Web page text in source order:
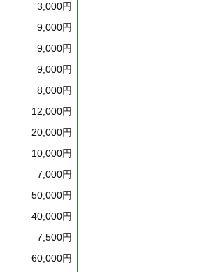
3,000円
9,000円
9,000円
9,000円
8,000円
12,000円
20,000円
10,000円
7,000円
50,000円
40,000円
7,500円
60,000円